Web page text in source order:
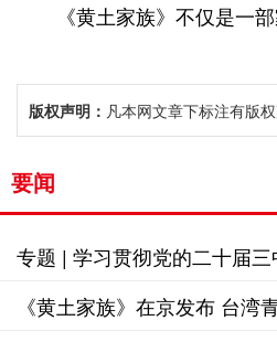
《黄土家族》不仅是一
版权声明： 凡本网文章下标注有版
要闻
专题 | 学习贯彻党的二十届
《黄土家族》在京发布 台湾